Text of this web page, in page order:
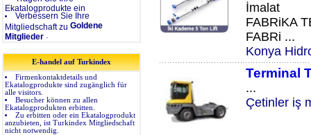
Ekatalogprodukte ein
Verbessern Sie Ihre
Mitgliedschaft zu Goldene
Mitglieder .
E-handel auf Turkindex
Firmenkontaktdetails und
Ekatalogprodukte sind zugänglich für
alle visitors.
Besucher können zu allen
Ekatalogprodukten erbitten.
Zu erbitten oder ein Ekatalogprodukt
anzubieten, ist Turkindex Mitgliedschaft
nicht notwendig.
İmalat
FABRiKA
FABRi ...
Konya
Terminal
...
Çetinler iş